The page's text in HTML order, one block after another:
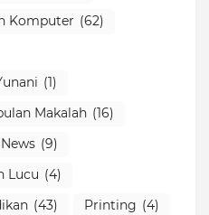
Komputer (62)
(1)
Makalah (16)
News (9)
Lucu (4)
(43) Printing (4)